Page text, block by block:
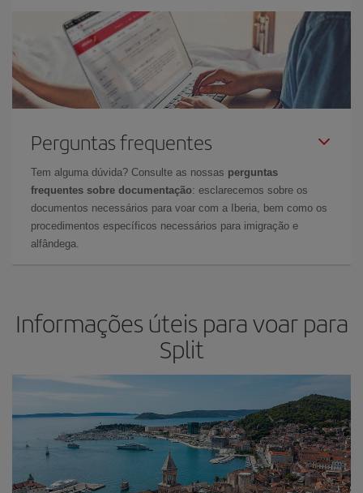
Perguntas frequentes
Tem alguma dúvida? Consulte as nossas perguntas
frequentes sobre documentação: esclarecemos sobre os
documentos necessários para voar com a Iberia, bem como os
procedimentos específicos necessários para imigração e
alfândega.
Informações úteis para voar para
Split